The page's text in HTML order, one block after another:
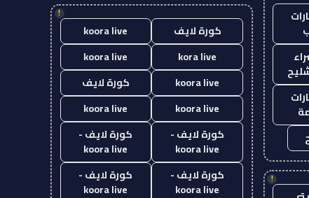
!
!
كورة لايف
koora live
kora live
koora live
koora live
كورة لايف
koora live
koora live
كورة لايف -
koora live
كورة لايف -
koora live
كورة لايف -
koora live
كورة لايف -
koora live